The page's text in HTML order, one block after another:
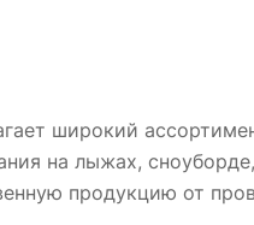
широкий
на лыжах,
продукцию от